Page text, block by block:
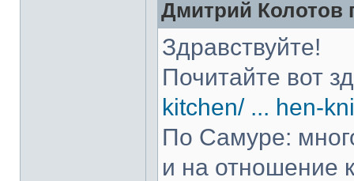
Дмитрий Колотов
Здравствуйте!
Почитайте вот
kitchen/ ... hen-
По Самуре:
и на отношение